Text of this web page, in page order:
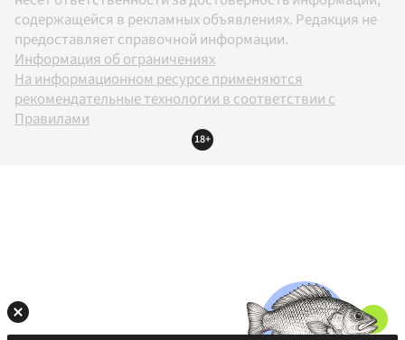
содержащейся в рекламных объявлениях. Редакция не
предоставляет справочной информации.
Информация об ограничениях
На информационном ресурсе применяются
рекомендательные технологии в соответствии с
Правилами
18+